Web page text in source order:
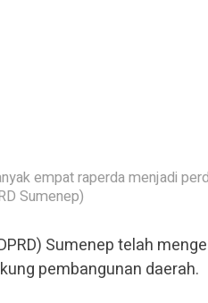
empat raperda menjadi
Sumenep)
Sumenep telah
pembangunan daerah.